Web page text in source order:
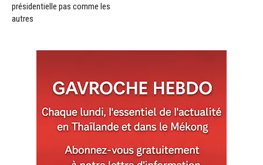
présidentielle pas comme les
autres